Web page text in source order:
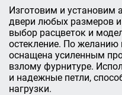
Изготовим и
двери любых размеров
выбор расцветок и
остекление. По
оснащена усиленным
взлому фурнитуре.
и надежные петли,
нагрузки.